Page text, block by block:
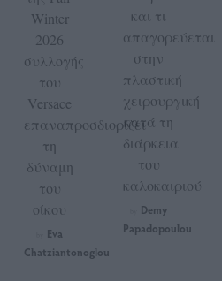
Winter
2026
συλλογής
του
Versace
επαναπροσδιορίζει
τη
δύναμη
του
οίκου
Eva
Chatziantonoglou
και τι
απαγορεύεται
στην
πλαστική
χειρουργική
κατά τη
διάρκεια
του
καλοκαιριού
Demy
Papadopoulou